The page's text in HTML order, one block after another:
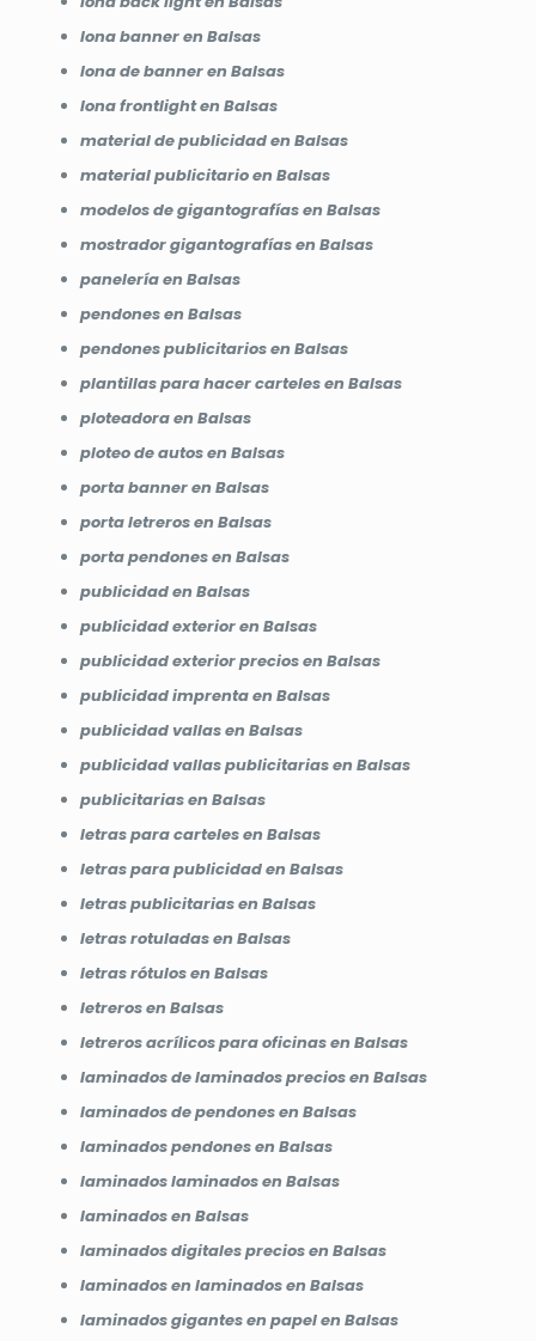
lona banner en Balsas
lona de banner en Balsas
lona frontlight en Balsas
material de publicidad en Balsas
material publicitario en Balsas
modelos de gigantografías en Balsas
mostrador gigantografías en Balsas
panelería en Balsas
pendones en Balsas
pendones publicitarios en Balsas
plantillas para hacer carteles en Balsas
ploteadora en Balsas
ploteo de autos en Balsas
porta banner en Balsas
porta letreros en Balsas
porta pendones en Balsas
publicidad en Balsas
publicidad exterior en Balsas
publicidad exterior precios en Balsas
publicidad imprenta en Balsas
publicidad vallas en Balsas
publicidad vallas publicitarias en Balsas
publicitarias en Balsas
letras para carteles en Balsas
letras para publicidad en Balsas
letras publicitarias en Balsas
letras rotuladas en Balsas
letras rótulos en Balsas
letreros en Balsas
letreros acrílicos para oficinas en Balsas
laminados de laminados precios en Balsas
laminados de pendones en Balsas
laminados pendones en Balsas
laminados laminados en Balsas
laminados en Balsas
laminados digitales precios en Balsas
laminados en laminados en Balsas
laminados gigantes en papel en Balsas